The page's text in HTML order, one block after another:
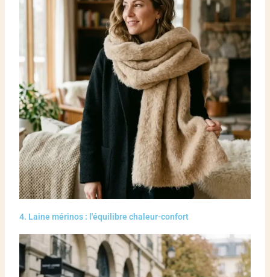
4. Laine mérinos : l'équilibre chaleur-confort